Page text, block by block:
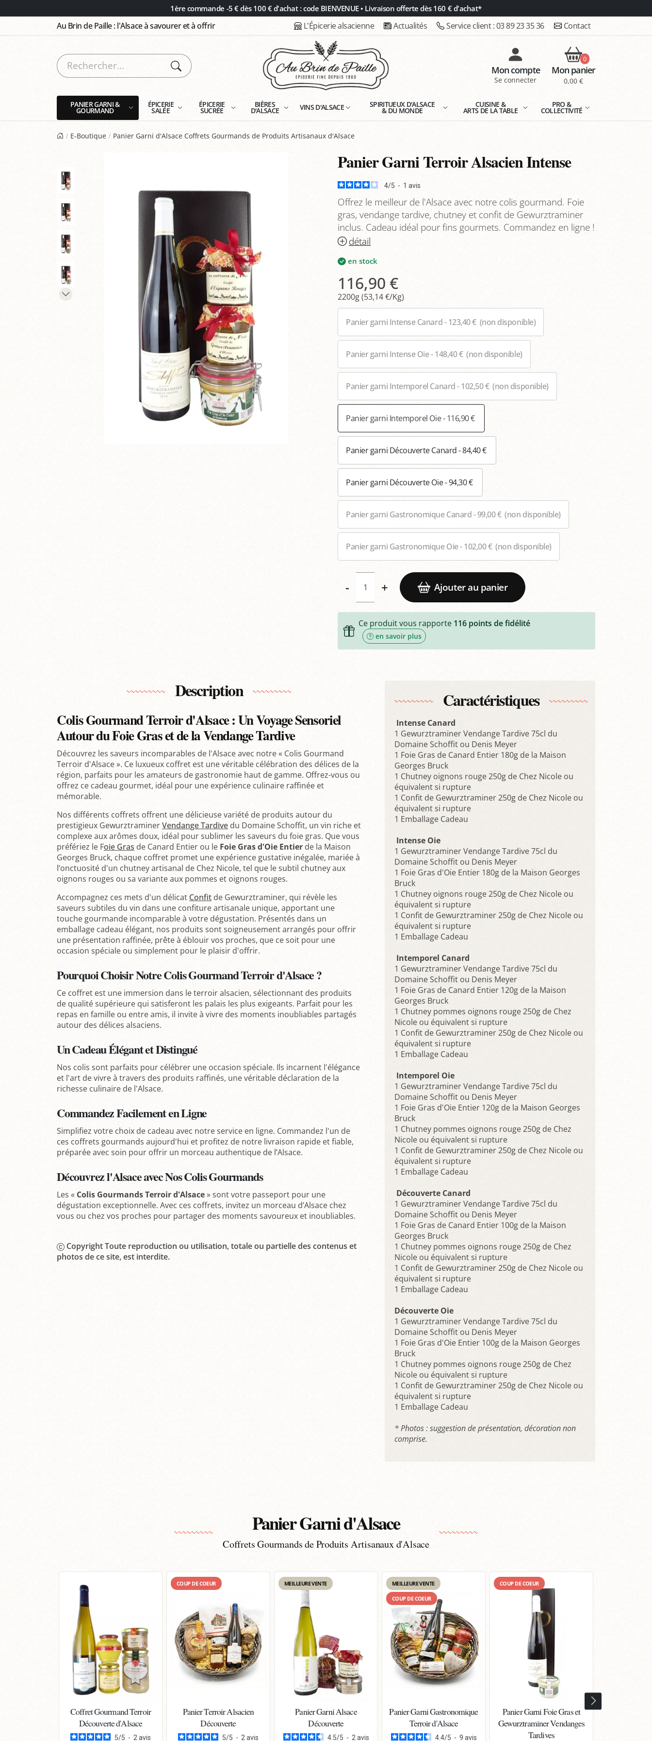
1ère commande -5 € dès 100 € d'achat : code BIENVENUE • Livraison offerte dès 160 € d'achat*
Au Brin de Paille : l'Alsace à savourer et à offrir L'Épicerie alsacienne Actualités Service client :03 89 23 35 36 Contact
Mon compte
Se connecter
0
Mon panier
0,00 €
PANIER GARNI &
GOURMAND
ÉPICERIE
SALÉE
ÉPICERIE
SUCRÉE
BIÈRES
D'ALSACE VINS D'ALSACE SPIRITUEUX D'ALSACE
& DU MONDE
CUISINE &
ARTS DE LA TABLE
PRO &
COLLECTIVITÉ
E-Boutique Panier Garni d'Alsace Coffrets Gourmands de Produits Artisanaux d'Alsace
Panier Garni Terroir Alsacien Intense
4/5 - 1 avis
Offrez le meilleur de l'Alsace avec notre colis gourmand. Foie
gras, vendange tardive, chutney et confit de Gewurztraminer
inclus. Cadeau idéal pour fins gourmets. Commandez en ligne !
détail
en stock
116,90 €
2200g (53,14 €/Kg)
Panier garni Intense Canard - 123,40 € (non disponible)
Panier garni Intense Oie - 148,40 € (non disponible)
Panier garni Intemporel Canard - 102,50 € (non disponible)
Panier garni Intemporel Oie - 116,90 €
Panier garni Découverte Canard - 84,40 €
Panier garni Découverte Oie - 94,30 €
Panier garni Gastronomique Canard - 99,00 € (non disponible)
Panier garni Gastronomique Oie - 102,00 € (non disponible)
- + Ajouter au panier
Ce produit vous rapporte 116points de fidélité
en savoir plus
Description
Colis Gourmand Terroir d'Alsace : Un Voyage Sensoriel
Autour du Foie Gras et de la Vendange Tardive
Découvrez les saveurs incomparables de l'Alsace avec notre « Colis Gourmand
Terroir d'Alsace ». Ce luxueux coffret est une véritable célébration des délices de la
région, parfaits pour les amateurs de gastronomie haut de gamme. Offrez-vous ou
offrez ce cadeau gourmet, idéal pour une expérience culinaire raffinée et
mémorable.
Nos différents coffrets offrent une délicieuse variété de produits autour du
prestigieux GewurztraminerVendange Tardive du Domaine Schoffit, un vin riche et
complexe aux arômes doux, idéal pour sublimer les saveurs du foie gras. Que vous
préfériez le Foie Gras de Canard Entier ou le Foie Gras d'Oie Entier de la Maison
Georges Bruck, chaque coffret promet une expérience gustative inégalée, mariée à
l’onctuosité d'un chutney artisanal de Chez Nicole, tel que le subtil chutney aux
oignons rouges ou sa variante aux pommes et oignons rouges.
Accompagnez ces mets d'un délicat Confit de Gewurztraminer, qui révèle les
saveurs subtiles du vin dans une confiture artisanale unique, apportant une
touche gourmande incomparable à votre dégustation. Présentés dans un
emballage cadeau élégant, nos produits sont soigneusement arrangés pour offrir
une présentation raffinée, prête à éblouir vos proches, que ce soit pour une
occasion spéciale ou simplement pour le plaisir d'offrir.
Pourquoi Choisir Notre Colis Gourmand Terroir d'Alsace ?
Ce coffret est une immersion dans le terroir alsacien, sélectionnant des produits
de qualité supérieure qui satisferont les palais les plus exigeants. Parfait pour les
repas en famille ou entre amis, il invite à vivre des moments inoubliables partagés
autour des délices alsaciens.
Un Cadeau Élégant et Distingué
Nos colis sont parfaits pour célébrer une occasion spéciale. Ils incarnent l'élégance
et l'art de vivre à travers des produits raffinés, une véritable déclaration de la
richesse culinaire de l'Alsace.
Commandez Facilement en Ligne
Simplifiez votre choix de cadeau avec notre service en ligne. Commandez l'un de
ces coffrets gourmands aujourd'hui et profitez de notre livraison rapide et fiable,
préparée avec soin pour offrir un morceau authentique de l’Alsace.
Découvrez l'Alsace avec Nos Colis Gourmands
Les « Colis Gourmands Terroir d'Alsace» sont votre passeport pour une
dégustation exceptionnelle. Avec ces coffrets, invitez un morceau d’Alsace chez
vous ou chez vos proches pour partager des moments savoureux et inoubliables.
Copyright Toute reproduction ou utilisation, totale ou partielle des contenus et
photos de ce site, est interdite.
Caractéristiques
Intense Canard
1 Gewurztraminer Vendange Tardive 75cl du
Domaine Schoffit ou Denis Meyer
1 Foie Gras de Canard Entier 180g de la Maison
Georges Bruck
1 Chutney oignons rouge 250g de Chez Nicole ou
équivalent si rupture
1 Confit de Gewurztraminer 250g de Chez Nicole ou
équivalent si rupture
1 Emballage Cadeau
Intense Oie
1 Gewurztraminer Vendange Tardive 75cl du
Domaine Schoffit ou Denis Meyer
1 Foie Gras d'Oie Entier 180g de la Maison Georges
Bruck
1 Chutney oignons rouge 250g de Chez Nicole ou
équivalent si rupture
1 Confit de Gewurztraminer 250g de Chez Nicole ou
équivalent si rupture
1 Emballage Cadeau
Intemporel Canard
1 Gewurztraminer Vendange Tardive 75cl du
Domaine Schoffit ou Denis Meyer
1 Foie Gras de Canard Entier 120g de la Maison
Georges Bruck
1 Chutney pommes oignons rouge 250g de Chez
Nicole ou équivalent si rupture
1 Confit de Gewurztraminer 250g de Chez Nicole ou
équivalent si rupture
1 Emballage Cadeau
Intemporel Oie
1 Gewurztraminer Vendange Tardive 75cl du
Domaine Schoffit ou Denis Meyer
1 Foie Gras d'Oie Entier 120g de la Maison Georges
Bruck
1 Chutney pommes oignons rouge 250g de Chez
Nicole ou équivalent si rupture
1 Confit de Gewurztraminer 250g de Chez Nicole ou
équivalent si rupture
1 Emballage Cadeau
Découverte Canard
1 Gewurztraminer Vendange Tardive 75cl du
Domaine Schoffit ou Denis Meyer
1 Foie Gras de Canard Entier 100g de la Maison
Georges Bruck
1 Chutney pommes oignons rouge 250g de Chez
Nicole ou équivalent si rupture
1 Confit de Gewurztraminer 250g de Chez Nicole ou
équivalent si rupture
1 Emballage Cadeau
Découverte Oie
1 Gewurztraminer Vendange Tardive 75cl du
Domaine Schoffit ou Denis Meyer
1 Foie Gras d'Oie Entier 100g de la Maison Georges
Bruck
1 Chutney pommes oignons rouge 250g de Chez
Nicole ou équivalent si rupture
1 Confit de Gewurztraminer 250g de Chez Nicole ou
équivalent si rupture
1 Emballage Cadeau
* Photos : suggestion de présentation, décoration non
comprise.
Panier Garni d'Alsace
Coffrets Gourmands de Produits Artisanaux d'Alsace
Coffret Gourmand Terroir
Découverte d'Alsace
5/5 - 2avis
COUP DE COEUR
Panier Terroir Alsacien
Découverte
5/5 - 2avis
MEILLEURE VENTE
Panier Garni Alsace
Découverte
4.5/5 - 2avis
MEILLEURE VENTE
COUP DE COEUR
Panier Garni Gastronomique
Terroir d'Alsace
4.4/5 - 9 avis
COUP DE COEUR
Panier Garni Foie Gras et
Gewurztraminer Vendanges
Tardives